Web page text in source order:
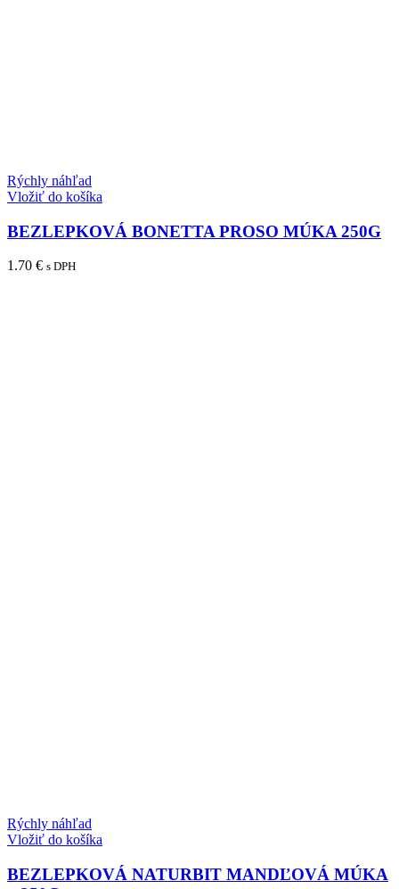
Rýchly náhľad
Vložiť do košíka
BEZLEPKOVÁ BONETTA PROSO MÚKA 250G
1.70 € s DPH
Rýchly náhľad
Vložiť do košíka
BEZLEPKOVÁ NATURBIT MANDĽOVÁ MÚKA